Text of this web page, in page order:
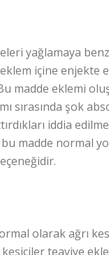
yağlamaya
içine enjekte
madde eklemi
sırasında şok
iddia
madde normal
olarak ağrı
teaviye